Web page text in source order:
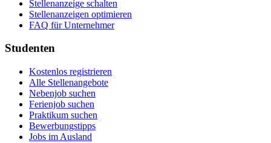
Stellenanzeige schalten
Stellenanzeigen optimieren
FAQ für Unternehmer
Studenten
Kostenlos registrieren
Alle Stellenangebote
Nebenjob suchen
Ferienjob suchen
Praktikum suchen
Bewerbungstipps
Jobs im Ausland